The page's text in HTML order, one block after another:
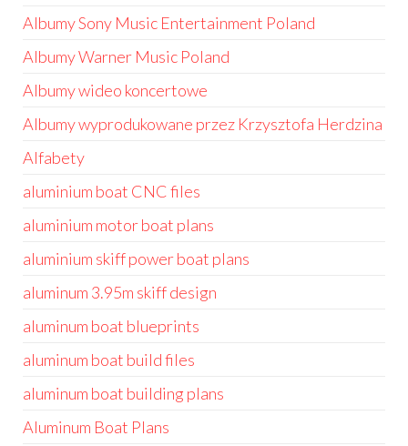
Albumy Sony Music Entertainment Poland
Albumy Warner Music Poland
Albumy wideo koncertowe
Albumy wyprodukowane przez Krzysztofa Herdzina
Alfabety
aluminium boat CNC files
aluminium motor boat plans
aluminium skiff power boat plans
aluminum 3.95m skiff design
aluminum boat blueprints
aluminum boat build files
aluminum boat building plans
Aluminum Boat Plans